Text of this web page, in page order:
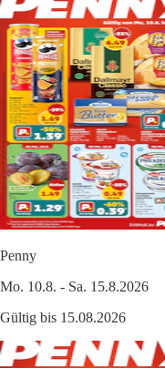
Penny
Mo. 10.8. - Sa. 15.8.2026
Gültig bis 15.08.2026